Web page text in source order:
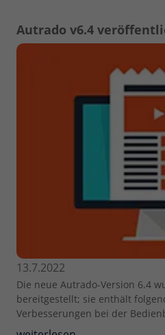
Autrado v6.4
13.7.2022
Die neue Autrado-Version 6.4
bereitgestellt; sie enthält
Verbesserungen bei der